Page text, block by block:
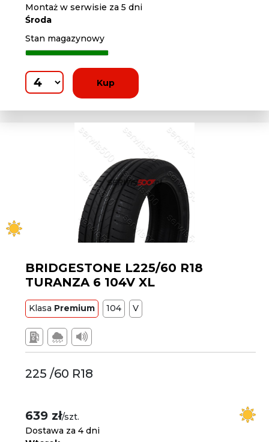
Montaż w serwisie za 5 dni
Środa
Stan magazynowy
Kup
BRIDGESTONE L225/60 R18
TURANZA 6 104V XL
Klasa Premium 104 V
225 /60 R18
639 zł/szt.
Dostawa za 4 dni